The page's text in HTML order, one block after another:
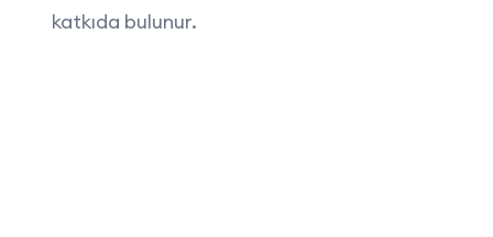
katkıda bulunur.